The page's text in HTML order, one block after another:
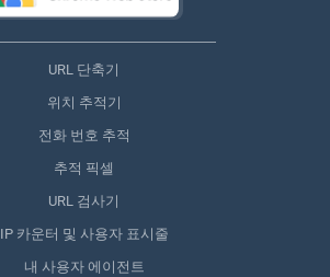
URL 단축기
위치 추적기
전화 번호 추적
추적 픽셀
URL 검사기
IP 카운터 및 사용자 표시줄
내 사용자 에이전트